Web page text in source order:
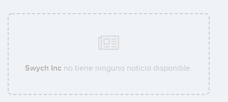
Swych Inc no tiene ninguna noticia disponible.